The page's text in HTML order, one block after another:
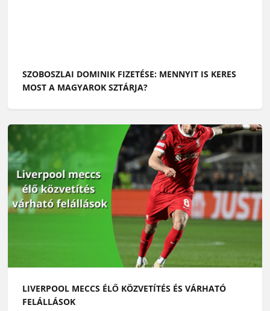
SZOBOSZLAI DOMINIK FIZETÉSE: MENNYIT IS KERES
MOST A MAGYAROK SZTÁRJA?
LIVERPOOL MECCS ÉLŐ KÖZVETÍTÉS ÉS VÁRHATÓ
FELÁLLÁSOK